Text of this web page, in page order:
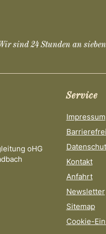
sind 24 Stunden an
oHG
Service
Impressum
Kontakt
Anfahrt
Newsletter
Sitemap
Cookie-